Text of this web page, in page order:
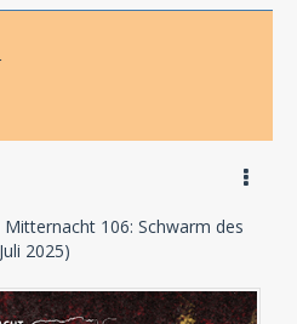
106: Schwarm des
2025)